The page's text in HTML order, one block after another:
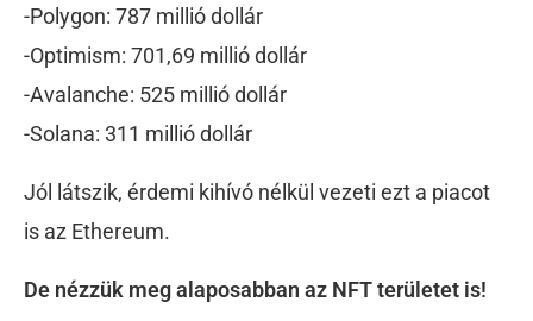
-Polygon: 787 millió dollár
-Optimism: 701,69 millió dollár
-Avalanche: 525 millió dollár
-Solana: 311 millió dollár
Jól látszik, érdemi kihívó nélkül vezeti ezt a piacot
is az Ethereum.
De nézzük meg alaposabban az NFT területet is!